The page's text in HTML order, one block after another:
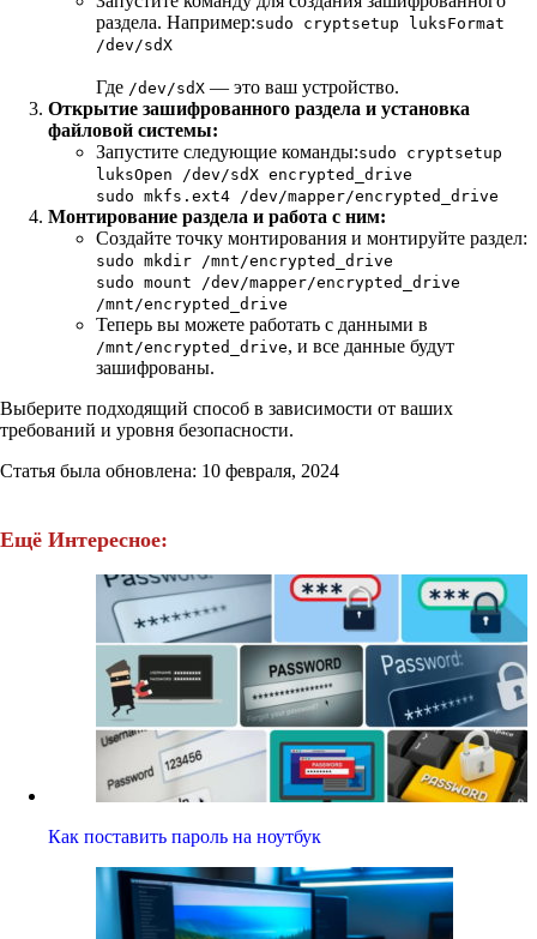
раздела. Например:sudo cryptsetup luksFormat
/dev/sdX
Где /dev/sdX — это ваш устройство.
Открытие зашифрованного раздела и установка
файловой системы:
Запустите следующие команды:sudo cryptsetup
luksOpen /dev/sdX encrypted_drive
sudo mkfs.ext4 /dev/mapper/encrypted_drive
Монтирование раздела и работа с ним:
Создайте точку монтирования и монтируйте раздел:
sudo mkdir /mnt/encrypted_drive
sudo mount /dev/mapper/encrypted_drive
/mnt/encrypted_drive
Теперь вы можете работать с данными в
/mnt/encrypted_drive, и все данные будут
зашифрованы.
Выберите подходящий способ в зависимости от ваших
требований и уровня безопасности.
Статья была обновлена: 10 февраля, 2024
Ещё Интересное:
Как поставить пароль на ноутбук